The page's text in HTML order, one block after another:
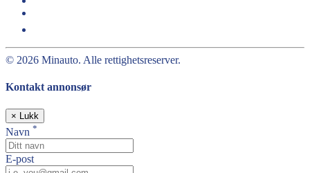
© 2026 Minauto. Alle rettighetsreserver.
Kontakt annonsør
× Lukk
Navn *
E-post